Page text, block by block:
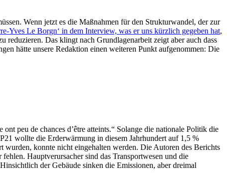
Wenn jetzt es die Maßnahmen für den Strukturwandel, der zur
Yves Le Borgn‘ in dem Interview, was er uns kürzlich gegeben hat,
reduzieren. Das klingt nach Grundlagenarbeit zeigt aber auch dass
hätte unsere Redaktion einen weiteren Punkt aufgenommen: Die
peu de chances d’être atteints.“ Solange die nationale Politik die
wollte die Erderwärmung in diesem Jahrhundert auf 1,5 %
wurden, konnte nicht eingehalten werden. Die Autoren des Berichts
Hauptverursacher sind das Transportwesen und die
der Gebäude sinken die Emissionen, aber dreimal